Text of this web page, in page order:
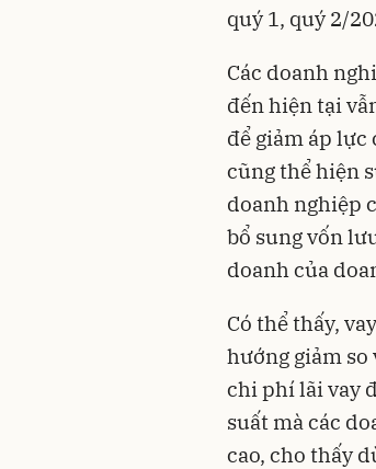
quý 1, quý 2/
Các doanh
đến hiện tại
để giảm áp
cũng thể hiện
doanh nghiệp
bổ sung vốn
doanh của
Có thể thấy,
hướng giảm
chi phí lãi vay
suất mà các
cao, cho thấy